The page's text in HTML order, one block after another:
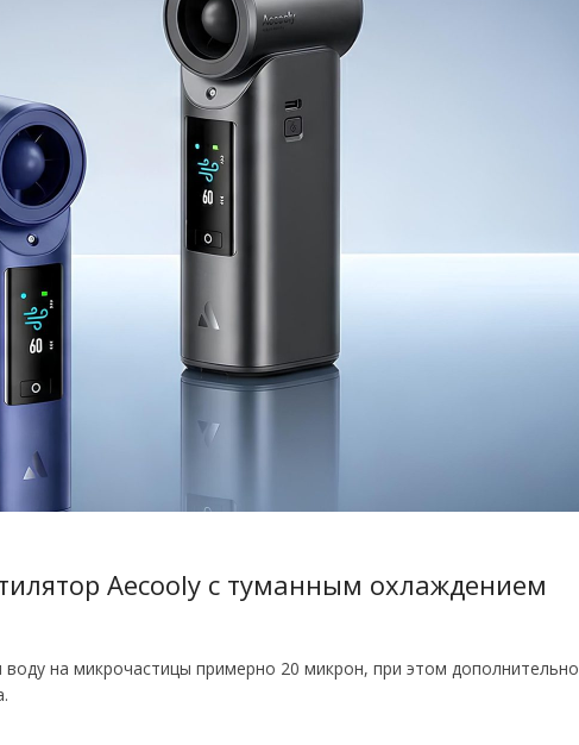
Aecooly с туманным охлаждением
на микрочастицы примерно 20 микрон, при этом дополнительно